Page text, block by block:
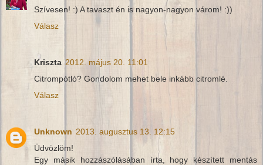
Szívesen! :) A tavaszt én is nagyon-nagyon várom! :))
Válasz
Kriszta 2012. május 20. 11:01
Citrompótló? Gondolom mehet bele inkább citromlé.
Válasz
Unknown 2013. augusztus 13. 12:15
Üdvözlöm!
Egy másik hozzászólásában írta, hogy készített mentás